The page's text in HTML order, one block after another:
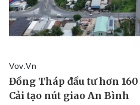
Pháp luật
Tư vấn luật